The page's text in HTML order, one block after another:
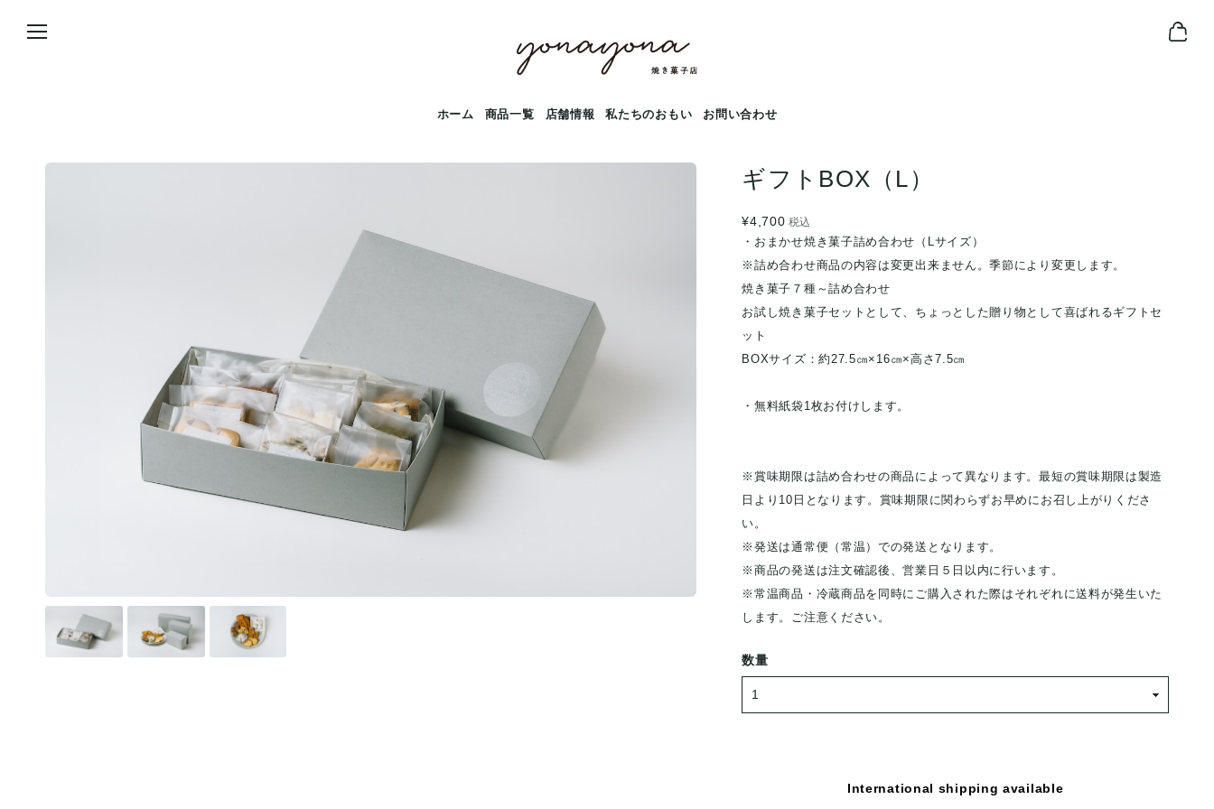
ホーム 商品一覧 店舗情報 私たちのおもい お問い合わせ
ギフトBOX（L）
¥4,700 税込
・おまかせ焼き菓子詰め合わせ（Lサイズ）
※詰め合わせ商品の内容は変更出来ません。季節により変更します。
焼き菓子７種～詰め合わせ
お試し焼き菓子セットとして、ちょっとした贈り物として喜ばれるギフトセ
ット
BOXサイズ：約27.5㎝×16㎝×高さ7.5㎝
・無料紙袋1枚お付けします。
※賞味期限は詰め合わせの商品によって異なります。最短の賞味期限は製造
日より10日となります。賞味期限に関わらずお早めにお召し上がりくださ
い。
※発送は通常便（常温）での発送となります。
※商品の発送は注文確認後、営業日５日以内に行います。
※常温商品・冷蔵商品を同時にご購入された際はそれぞれに送料が発生いた
します。ご注意ください。
数量
International shipping available